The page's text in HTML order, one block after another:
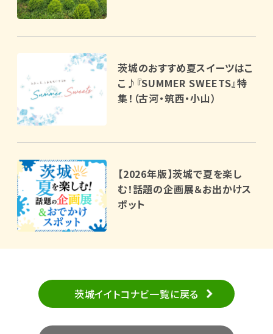
茨城のおすすめ夏スイーツはこ
こ♪『SUMMER SWEETS』特
集！（古河・筑西・小山）
【2026年版】茨城で夏を楽し
む！話題の企画展＆お出かけス
ポット
茨城イイトコナビ一覧に戻る